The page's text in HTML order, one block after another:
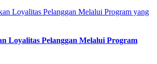
Loyalitas Pelanggan Melalui Program